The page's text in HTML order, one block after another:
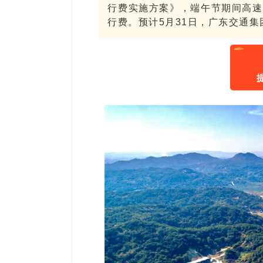
行费实施方案》，端午节期间高
行费。预计5月31日，广东交通